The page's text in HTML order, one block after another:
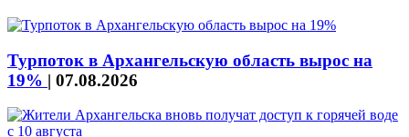
Турпоток в Архангельскую область вырос на
19% | 07.08.2026